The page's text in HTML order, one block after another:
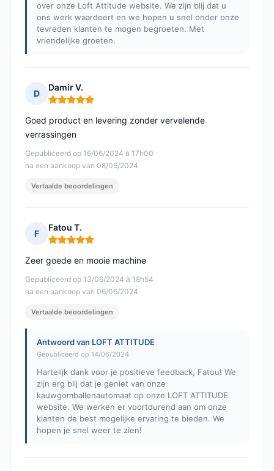
over onze Loft Attitude website. We zijn blij dat u
ons werk waardeert en we hopen u snel onder onze
tevreden klanten te mogen begroeten. Met
vriendelijke groeten.
D
Damir V.
Opmerking: 5 van 5
Gepubliceerd op 16/06/2024 à 17h00
na een aankoop van 08/06/2024
Goed product en levering zonder vervelende
verrassingen
Vertaalde beoordelingen
F
Fatou T.
Opmerking: 5 van 5
Gepubliceerd op 13/06/2024 à 18h54
na een aankoop van 06/06/2024
Zeer goede en mooie machine
Vertaalde beoordelingen
Antwoord van LOFT ATTITUDE
Gepubliceerd op 14/06/2024
Hartelijk dank voor je positieve feedback, Fatou! We
zijn erg blij dat je geniet van onze
kauwgomballenautomaat op onze LOFT ATTITUDE
website. We werken er voortdurend aan om onze
klanten de best mogelijke ervaring te bieden. We
hopen je snel weer te zien!